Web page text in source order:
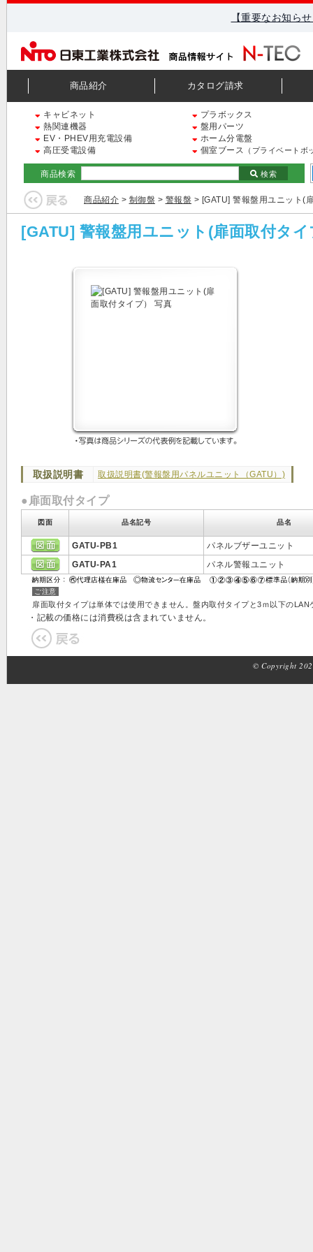
【重要なお知ら
商品紹介 カタログ請求
キャビネット
プラボックス
熱関連機器
盤用パーツ
EV・PHEV用充電設備
ホーム分電盤
高圧受電設備
個室ブース （プライベートボ
商品検索 検索
商品紹介 > 制御盤 > 警報盤 > [GATU] 警報盤用ユニット(
[GATU] 警報盤用ユニット(扉面取付タイ
取扱説明書 取扱説明書(警報盤用パネルユニット（GATU）)
●扉面取付タイプ
図面 品名記号 品名
GATU-PB1
パネルブザーユニット
GATU-PA1
パネル警報ユニット
ご注意
扉面取付タイプは単体では使用できません。盤内取付タイプと3ｍ以下の
・記載の価格には消費税は含まれていません。
© Copyright